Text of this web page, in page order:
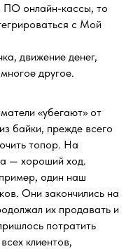
ПО онлайн-кассы, то
с Мой
движение денег,
другое.
«убегают» от
байки, прежде всего
топор. На
— хороший ход.
один наш
Они закончились на
их продавать и
потратить
клиентов,